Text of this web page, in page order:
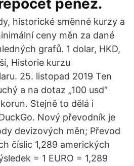
peněz.
historické směnné kurzy a
ceny měn za dané
grafů. 1 dolar, HKD,
Historie kurzu
25. listopad 2019 Ten
a na dotaz „100 usd“
Stejně to dělá i
Nový převodník je
devizových měn; Převod
číslic 1,289 amerických
= 1 EURO = 1,289